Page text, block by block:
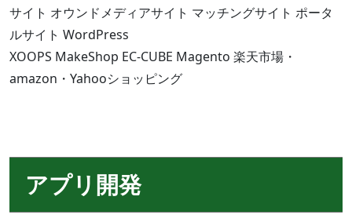
サイト オウンドメディアサイト マッチングサイト ポータ
ルサイト WordPress
XOOPS MakeShop EC-CUBE Magento 楽天市場・
amazon・Yahooショッピング
アプリ開発